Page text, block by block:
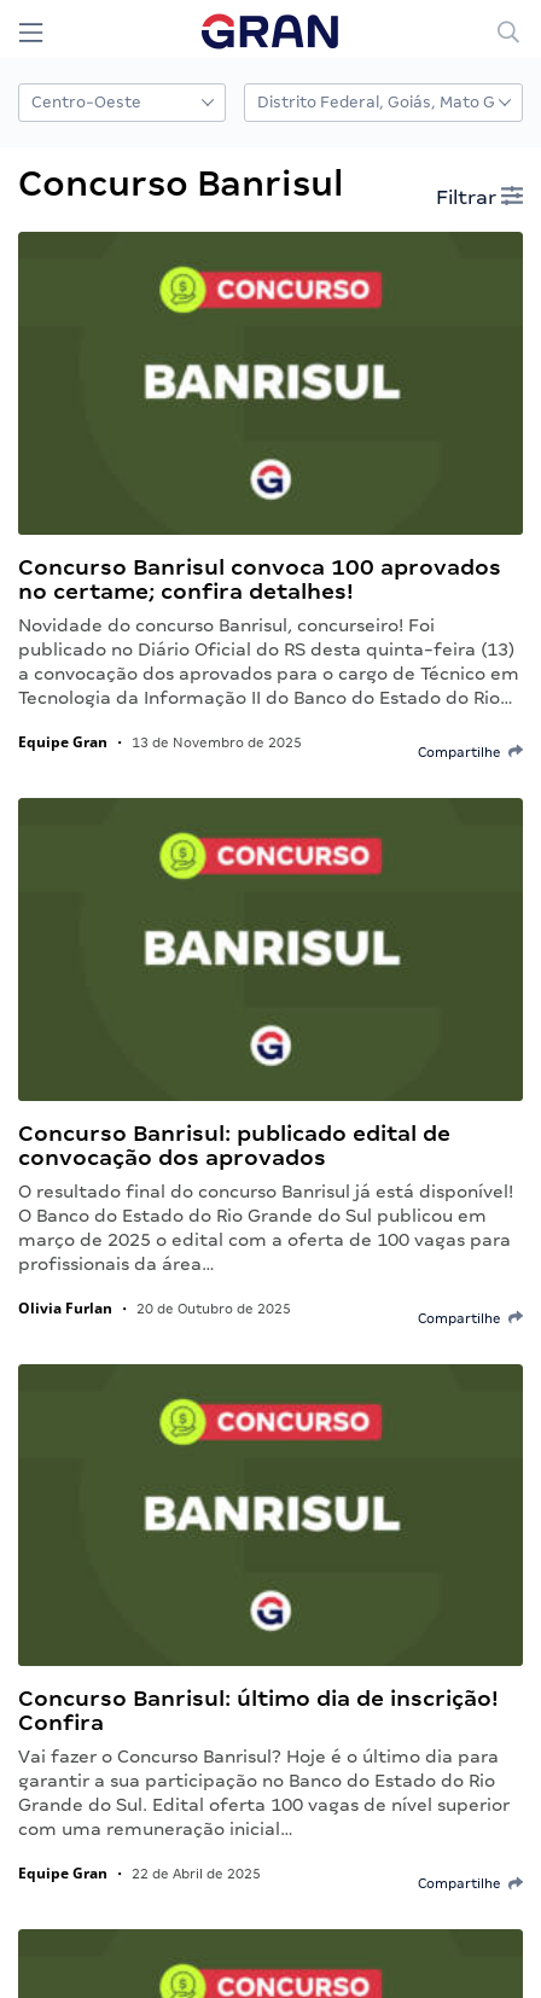
Concurso Banrisul Filtrar
Concurso Banrisul convoca 100 aprovados
no certame; confira detalhes!
Novidade do concurso Banrisul, concurseiro! Foi
publicado no Diário Oficial do RS desta quinta-feira (13)
a convocação dos aprovados para o cargo de Técnico em
Tecnologia da Informação II do Banco do Estado do Rio…
Equipe Gran • 13 de Novembro de 2025
Compartilhe
Concurso Banrisul: publicado edital de
convocação dos aprovados
O resultado final do concurso Banrisul já está disponível!
O Banco do Estado do Rio Grande do Sul publicou em
março de 2025 o edital com a oferta de 100 vagas para
profissionais da área…
Olivia Furlan • 20 de Outubro de 2025
Compartilhe
Concurso Banrisul: último dia de inscrição!
Confira
Vai fazer o Concurso Banrisul? Hoje é o último dia para
garantir a sua participação no Banco do Estado do Rio
Grande do Sul. Edital oferta 100 vagas de nível superior
com uma remuneração inicial…
Equipe Gran • 22 de Abril de 2025
Compartilhe